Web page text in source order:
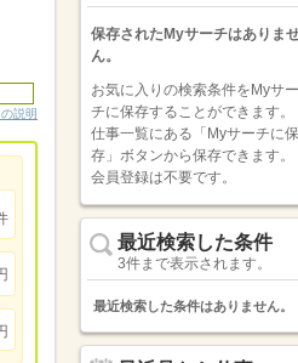
説明
保存されたMyサーチはありま
ん。
お気に入りの検索条件をMyサー
チに保存することができます。
仕事一覧にある「Myサーチに保
存」ボタンから保存できます。
会員登録は不要です。
最近検索した条件
3件まで表示されます。
最近検索した条件はありません。